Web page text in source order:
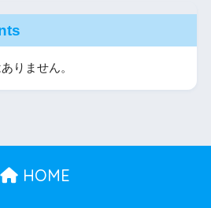
りません。
HOME